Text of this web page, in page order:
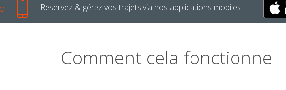
Réservez & gérez vos trajets via nos applications mobiles.
Comment cela fonctionne